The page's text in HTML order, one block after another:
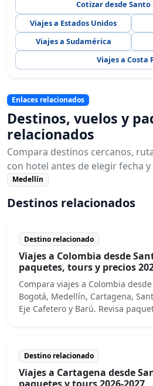
Cotizar desde
Viajes a Estados Unidos
Viajes a Sudamérica
Viajes a Costa
Enlaces relacionados
Destinos, vuelos y
relacionados
Compara destinos cercanos,
con hotel antes de elegir fecha
Medellín
Destinos relacionados
Destino relacionado
Viajes a Colombia desde
paquetes, tours y precios
Compara viajes a Colombia
Bogotá, Medellín, Cartagena,
Eje Cafetero y Barú. Revisa
Destino relacionado
Viajes a Cartagena desde